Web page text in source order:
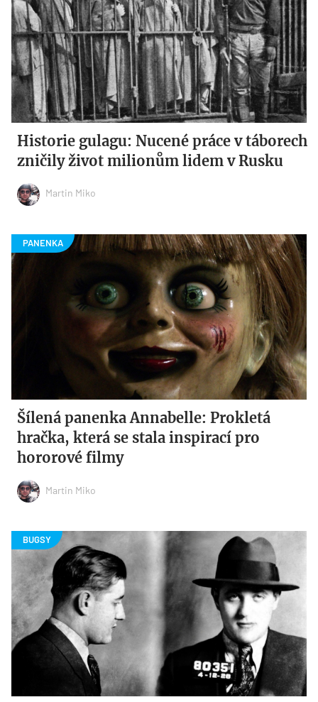
Historie gulagu: Nucené práce v táborech
zničily život milionům lidem v Rusku
Martin Miko
Šílená panenka Annabelle: Prokletá
hračka, která se stala inspirací pro
hororové filmy
Martin Miko